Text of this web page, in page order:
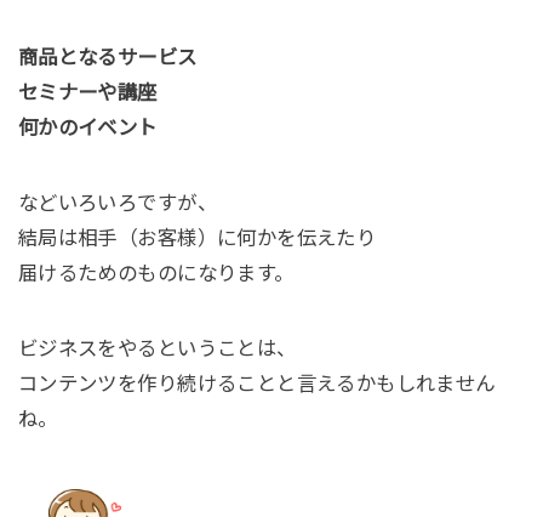
商品となるサービス
セミナーや講座
何かのイベント
などいろいろですが、
結局は相手（お客様）に何かを伝えたり
届けるためのものになります。
ビジネスをやるということは、
コンテンツを作り続けることと言えるかもしれません
ね。